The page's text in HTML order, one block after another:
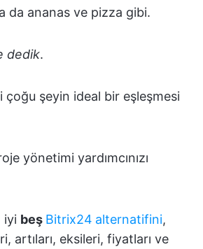
da ananas ve pizza gibi.
dedik.
şeyin ideal bir eşleşmesi
yönetimi yardımcınızı
iyi beş Bitrix24 alternatifini,
artıları, eksileri, fiyatları ve